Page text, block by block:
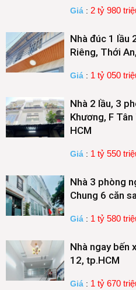
Giá : 2 tỷ 980
Nhà đúc 1 lầu
Riêng, Thới
Giá : 1 tỷ 050
Nhà 2 lầu, 3
Khương, F
HCM
Giá : 1 tỷ 550
Nhà 3 phòng
Chung 6 căn
Giá : 1 tỷ 580
Nhà ngay bến
12, tp.HCM
Giá : 1 tỷ 670